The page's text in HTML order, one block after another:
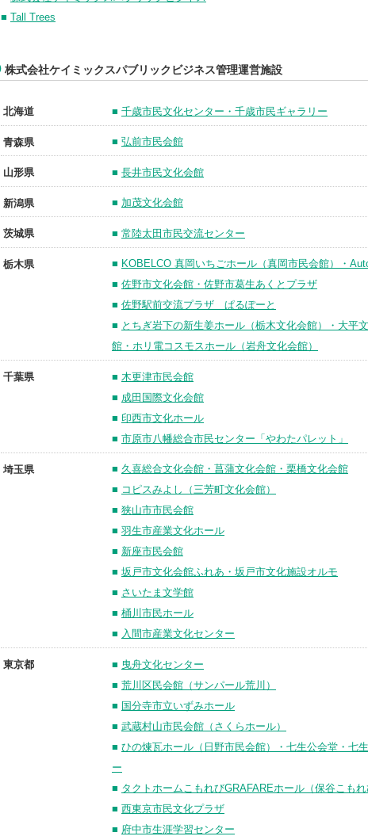
■ Tall Trees
株式会社ケイミックスパブリックビジネス管理運営施設
北海道 ■ 千歳市民文化センター・千歳市民ギャラリー
青森県 ■ 弘前市民会館
山形県 ■ 長井市民文化会館
新潟県 ■ 加茂文化会館
茨城県 ■ 常陸太田市民交流センター
栃木県 ■ KOBELCO 真岡いちごホール（真岡市民会館）・
■ 佐野市文化会館・佐野市葛生あくとプラザ
■ 佐野駅前交流プラザ ぱるぽーと
■ とちぎ岩下の新生姜ホール（栃木文化会館）・大平
館・ホリ電コスモスホール（岩舟文化会館）
千葉県 ■ 木更津市民会館
■ 成田国際文化会館
■ 印西市文化ホール
■ 市原市八幡総合市民センター「やわたパレット」
埼玉県 ■ 久喜総合文化会館・菖蒲文化会館・栗橋文化会館
■ コピスみよし（三芳町文化会館）
■ 狭山市市民会館
■ 羽生市産業文化ホール
■ 新座市民会館
■ 坂戸市文化会館ふれあ・坂戸市文化施設オルモ
■ さいたま文学館
■ 桶川市民ホール
■ 入間市産業文化センター
東京都 ■ 曳舟文化センター
■ 荒川区民会館（サンパール荒川）
■ 国分寺市立いずみホール
■ 武蔵村山市民会館（さくらホール）
■ ひの煉瓦ホール（日野市民会館）・七生公会堂・七
ー
■ タクトホームこもれびGRAFAREホール（保谷こもれ
■ 西東京市民文化プラザ
■ 府中市生涯学習センター